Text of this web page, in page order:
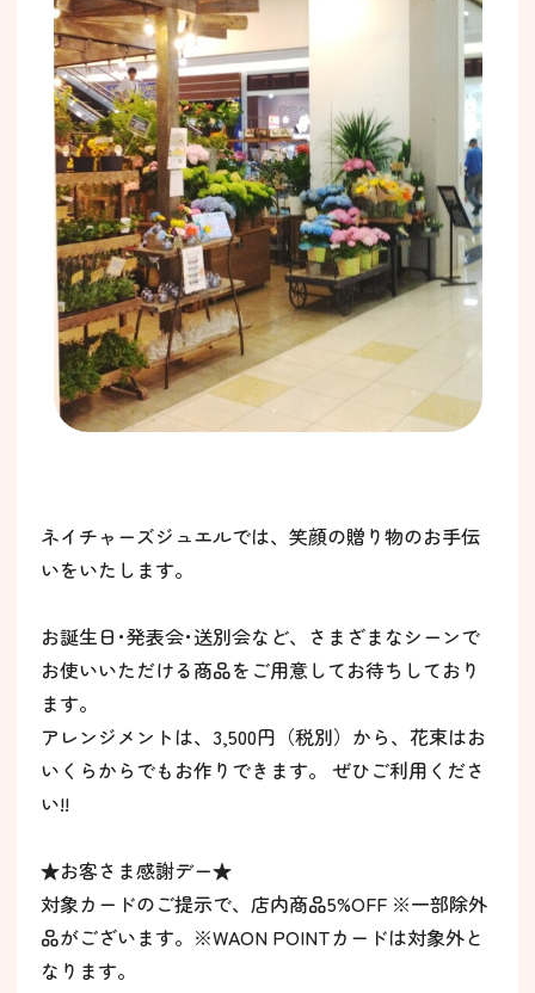
ネイチャーズジュエルでは、笑顔の贈り物のお手伝
いをいたします。
お誕生日･発表会･送別会など、さまざまなシーンで
お使いいただける商品をご用意してお待ちしており
ます。
アレンジメントは、3,500円（税別）から、花束はお
いくらからでもお作りできます。 ぜひご利用くださ
い!!
★お客さま感謝デー★
対象カードのご提示で、店内商品5%OFF ※一部除外
品がございます。※WAON POINTカードは対象外と
なります。